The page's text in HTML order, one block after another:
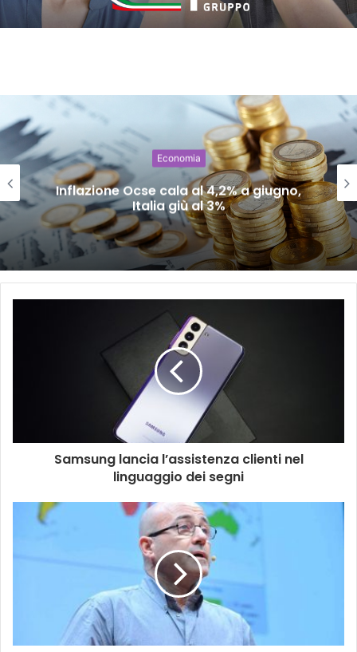
Economia
Inflazione Ocse cala al 4,2% a giugno,
Italia giù al 3%
Samsung lancia l’assistenza clienti nel
linguaggio dei segni